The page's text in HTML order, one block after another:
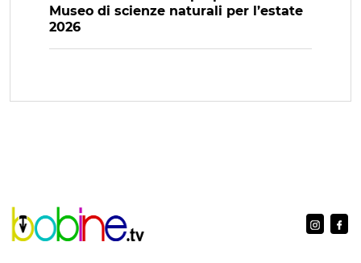
Museo di scienze naturali per l’estate
2026